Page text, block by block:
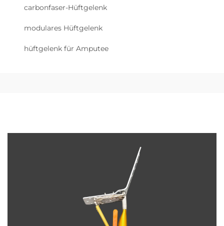
carbonfaser-Hüftgelenk
modulares Hüftgelenk
hüftgelenk für Amputee